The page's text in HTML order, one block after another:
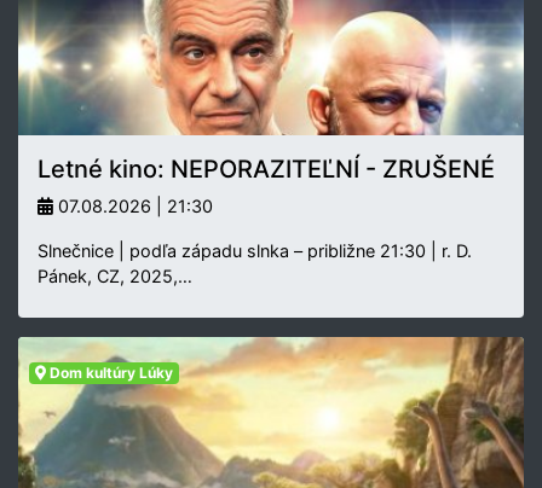
Letné kino: NEPORAZITEĽNÍ - ZRUŠENÉ
07.08.2026 | 21:30
Slnečnice | podľa západu slnka – približne 21:30 | r. D.
Pánek, CZ, 2025,…
Dom kultúry Lúky